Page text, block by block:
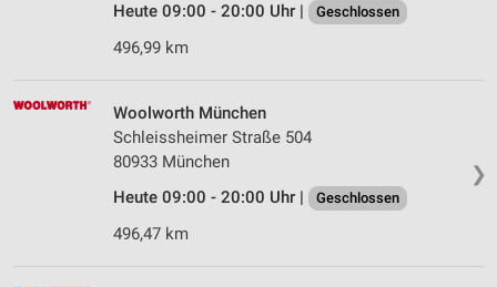
Heute 09:00 - 20:00 Uhr |
Geschlossen
496,99 km
❯
Woolworth München
Schleissheimer Straße 504
80933 München
Heute 09:00 - 20:00 Uhr |
Geschlossen
496,47 km